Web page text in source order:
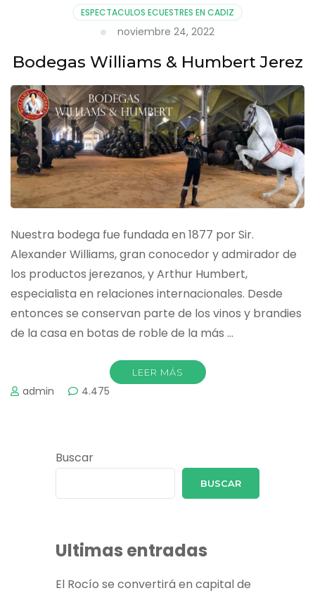
ESPECTACULOS ECUESTRES EN CADIZ
noviembre 24, 2022
Bodegas Williams & Humbert Jerez
Nuestra bodega fue fundada en 1877 por Sir.
Alexander Williams, gran conocedor y admirador de
los productos jerezanos, y Arthur Humbert,
especialista en relaciones internacionales. Desde
entonces se conservan parte de los vinos y brandies
de la casa en botas de roble de la más …
LEER MÁS
admin 4.475
Buscar
BUSCAR
Ultimas entradas
El Rocío se convertirá en capital de